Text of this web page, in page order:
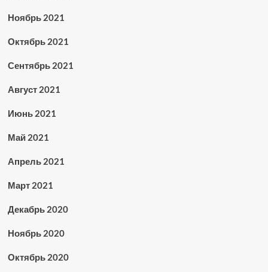
Ноябрь 2021
Октябрь 2021
Сентябрь 2021
Август 2021
Июнь 2021
Май 2021
Апрель 2021
Март 2021
Декабрь 2020
Ноябрь 2020
Октябрь 2020